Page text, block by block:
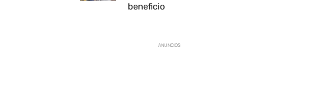
beneficio
ANUNCIOS